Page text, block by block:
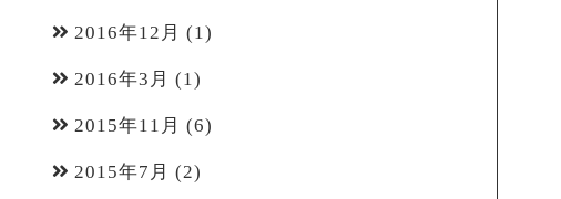
2016年12月 (1)
2016年3月 (1)
2015年11月 (6)
2015年7月 (2)